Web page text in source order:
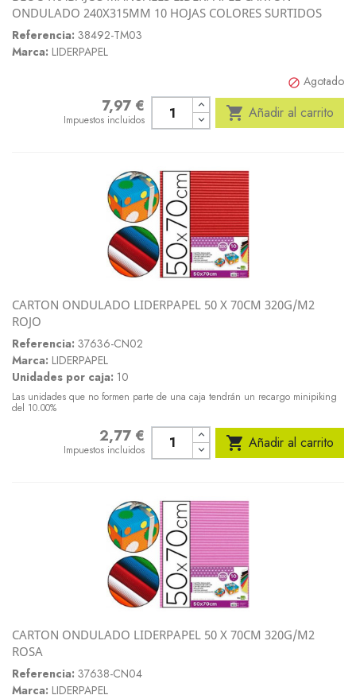
ONDULADO 240X315MM 10 HOJAS COLORES SURTIDOS
Referencia: 38492-TM03
Marca: LIDERPAPEL
 Agotado
7,97 €
Impuestos incluidos  Añadir al carrito
CARTON ONDULADO LIDERPAPEL 50 X 70CM 320G/M2
ROJO
Referencia: 37636-CN02
Marca: LIDERPAPEL
Unidades por caja: 10
Las unidades que no formen parte de una caja tendrán un recargo minipiking
del 10.00%
2,77 €
Impuestos incluidos  Añadir al carrito
CARTON ONDULADO LIDERPAPEL 50 X 70CM 320G/M2
ROSA
Referencia: 37638-CN04
Marca: LIDERPAPEL